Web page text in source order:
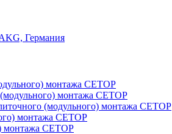
Германия
монтажа СЕТОР
монтажа CETOP
(модульного) монтажа CETOP
монтажа CETOP
монтажа CETOP